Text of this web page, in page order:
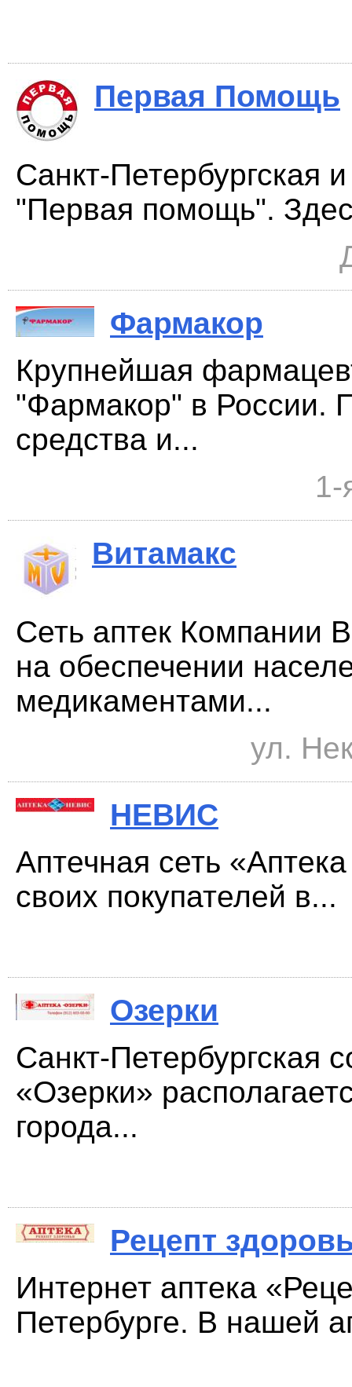
Первая Помощь
Санкт-Петербургская
"Первая помощь".
Фармакор
Крупнейшая
"Фармакор" в России.
средства и...
1-
Витамакс
Сеть аптек Компании
на обеспечении
медикаментами...
ул.
НЕВИС
Аптечная сеть
своих покупателей в...
Озерки
Санкт-Петербургская
«Озерки»
города...
Рецепт
Интернет аптека
Петербурге. В нашей